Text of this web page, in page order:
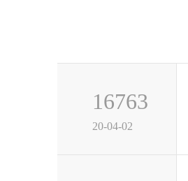
16763
20-04-02